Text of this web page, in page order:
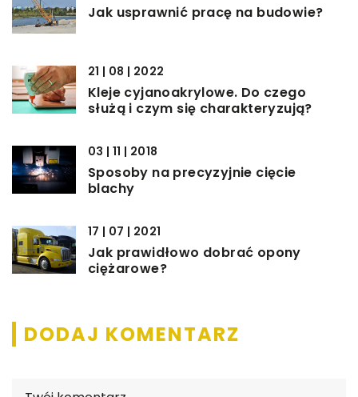
Jak usprawnić pracę na budowie?
21 | 08 | 2022
Kleje cyjanoakrylowe. Do czego
służą i czym się charakteryzują?
03 | 11 | 2018
Sposoby na precyzyjnie cięcie
blachy
17 | 07 | 2021
Jak prawidłowo dobrać opony
ciężarowe?
DODAJ KOMENTARZ